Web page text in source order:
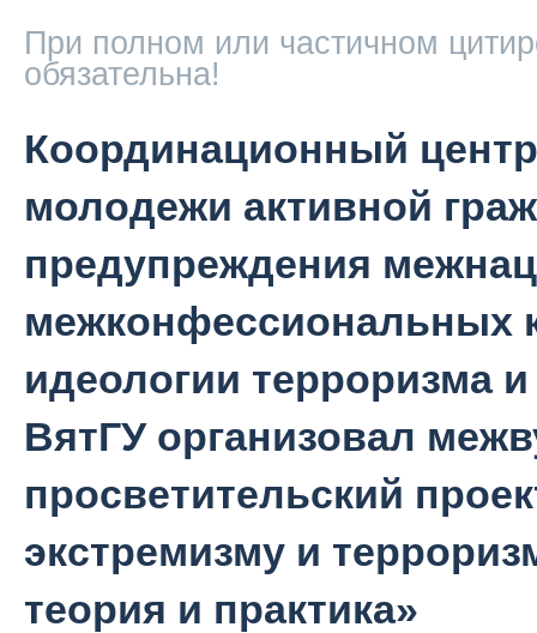
При полном или частичном
обязательна!
Координационный
молодежи активной
предупреждения
межконфессиональных
идеологии терроризма
ВятГУ организовал
просветительский
экстремизму и
теория и практика»